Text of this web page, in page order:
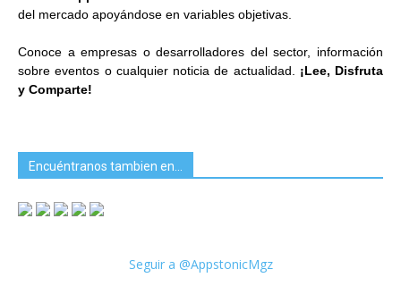
del mercado apoyándose en variables objetivas.
Conoce a empresas o desarrolladores del sector, información
sobre eventos o cualquier noticia de actualidad. ¡Lee, Disfruta
y Comparte!
Encuéntranos tambien en…
Seguir a @AppstonicMgz